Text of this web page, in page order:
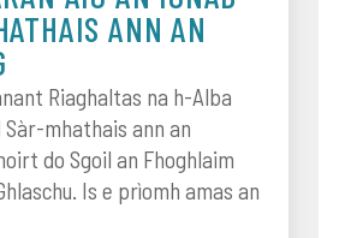
ANN AN
Riaghaltas na h-Alba
mhathais ann an
do Sgoil an Fhoghlaim
Is e prìomh amas an